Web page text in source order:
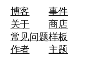
博客
关于
常见问题
作者
事件
商店
样板
主题